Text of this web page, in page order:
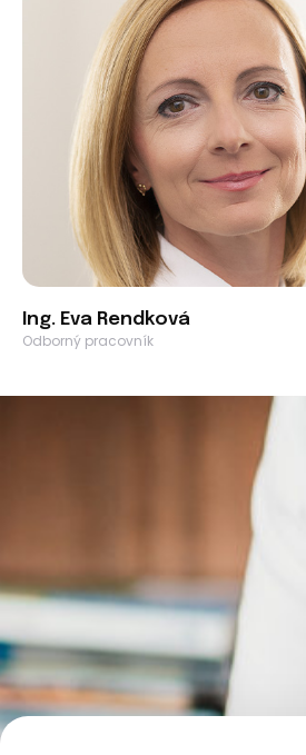
Ing. Eva Rendková
Odborný pracovník